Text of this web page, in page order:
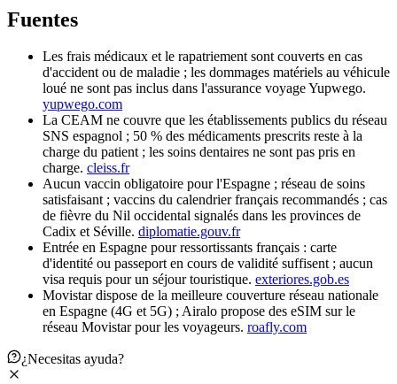
Fuentes
Les frais médicaux et le rapatriement sont couverts en cas
d'accident ou de maladie ; les dommages matériels au véhicule
loué ne sont pas inclus dans l'assurance voyage Yupwego.
yupwego.com
La CEAM ne couvre que les établissements publics du réseau
SNS espagnol ; 50 % des médicaments prescrits reste à la
charge du patient ; les soins dentaires ne sont pas pris en
charge. cleiss.fr
Aucun vaccin obligatoire pour l'Espagne ; réseau de soins
satisfaisant ; vaccins du calendrier français recommandés ; cas
de fièvre du Nil occidental signalés dans les provinces de
Cadix et Séville. diplomatie.gouv.fr
Entrée en Espagne pour ressortissants français : carte
d'identité ou passeport en cours de validité suffisent ; aucun
visa requis pour un séjour touristique. exteriores.gob.es
Movistar dispose de la meilleure couverture réseau nationale
en Espagne (4G et 5G) ; Airalo propose des eSIM sur le
réseau Movistar pour les voyageurs. roafly.com
¿Necesitas ayuda?